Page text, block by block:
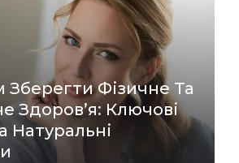
Зберегти Фізичне Та
Здоров’я: Ключові
Натуральні